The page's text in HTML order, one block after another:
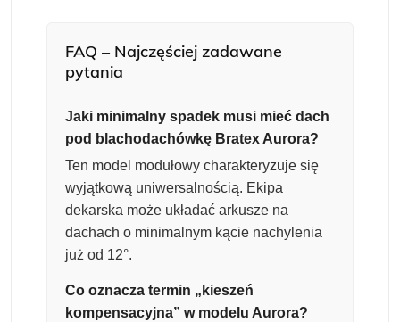
FAQ – Najczęściej zadawane
pytania
Jaki minimalny spadek musi mieć dach
pod blachodachówkę Bratex Aurora?
Ten model modułowy charakteryzuje się
wyjątkową uniwersalnością. Ekipa
dekarska może układać arkusze na
dachach o minimalnym kącie nachylenia
już od 12°.
Co oznacza termin „kieszeń
kompensacyjna” w modelu Aurora?